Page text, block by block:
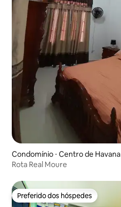
Condomínio ⋅ Centro de Havana
Rota Real Moure
Preferido dos hóspedes
Preferido dos hóspedes